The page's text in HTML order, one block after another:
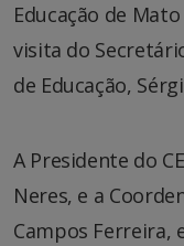
Educação de
visita do
de Educação,
A Presidente do
Neres, e a
Campos Ferreira,